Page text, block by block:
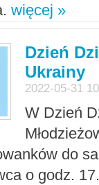
więcej »
Dzień
Ukrainy
2022-05-31
W Dzień
do
o godz.